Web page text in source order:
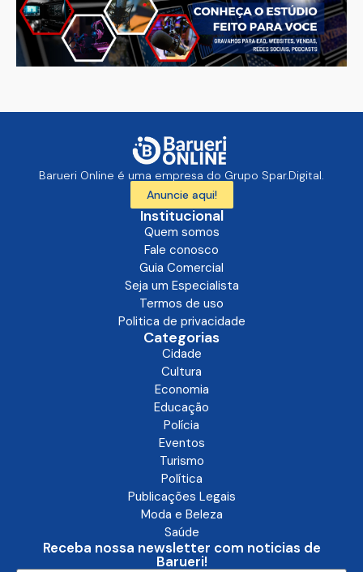
Barueri Online é uma empresa do Grupo Spar.Digital.
Anuncie aqui!
Institucional
Quem somos
Fale conosco
Guia Comercial
Seja um Especialista
Termos de uso
Politica de privacidade
Categorias
Cidade
Cultura
Economia
Educação
Polícia
Eventos
Turismo
Política
Publicações Legais
Moda e Beleza
Saúde
Receba nossa newsletter com noticias de
Barueri!